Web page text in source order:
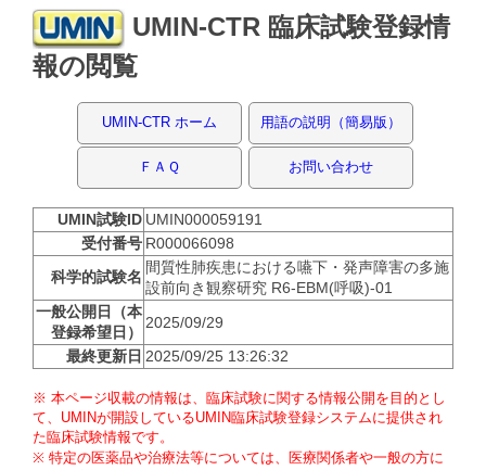
UMIN-CTR 臨床試験登録情
報の閲覧
UMIN-CTR ホーム 用語の説明（簡易版）
ＦＡＱ お問い合わせ
UMIN試験ID UMIN000059191
受付番号 R000066098
科学的試験名
間質性肺疾患における嚥下・発声障害の多施
設前向き観察研究 R6-EBM(呼吸)-01
一般公開日（本
登録希望日）
2025/09/29
最終更新日 2025/09/25 13:26:32
※ 本ページ収載の情報は、臨床試験に関する情報公開を目的とし
て、UMINが開設しているUMIN臨床試験登録システムに提供され
た臨床試験情報です。
※ 特定の医薬品や治療法等については、医療関係者や一般の方に